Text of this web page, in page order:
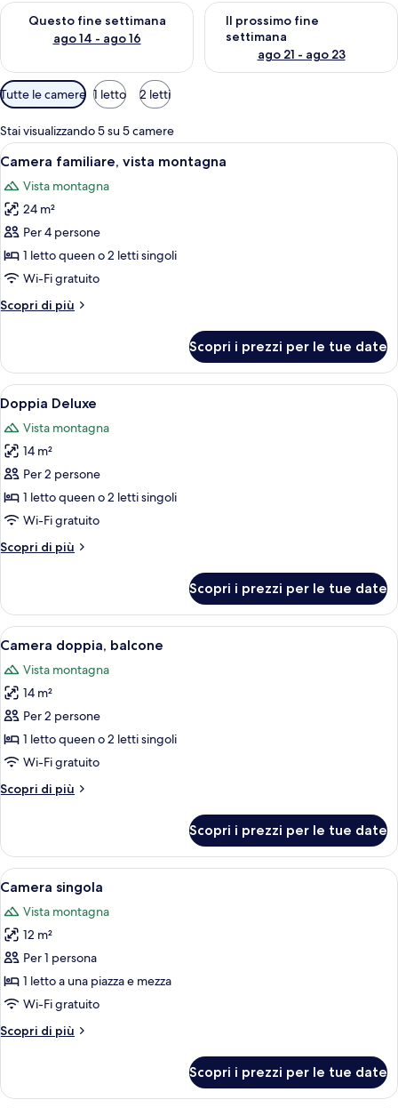
Questo fine settimana
ago 14 - ago 16
Verifica la disponibilità per questo fine settimana, ago 14 -
Il prossimo fine
settimana
ago 21 - ago 23
Verifica la disponibilità per il
Filtri
disponibili
per
le
camere
Tutte le camere 1 letto 2 letti
Stai visualizzando 5 su 5 camere
Apri
tutte
le
foto
per
Camera
familiare,
montagna
Un letto rifatto con biancheria
4
Camera familiare, vista montagna
Vista montagna
24 m²
Per 4 persone
1 letto queen o 2 letti singoli
Wi-Fi gratuito
Scopri di più
Altri
familiare,
vista
montagna
Scopri i prezzi per le tue date
Apri
tutte
le
foto
per
Doppia
Deluxe
Un letto rifatto con lenzuola
5
Doppia Deluxe
Vista montagna
14 m²
Per 2 persone
1 letto queen o 2 letti singoli
Wi-Fi gratuito
Scopri di più
Altri
Deluxe
Scopri i prezzi per le tue date
Apri
tutte
le
foto
per
Camera
doppia,
Un letto con cuscini grigi e una
7
Camera doppia, balcone
Vista montagna
14 m²
Per 2 persone
1 letto queen o 2 letti singoli
Wi-Fi gratuito
Scopri di più
Altri
doppia,
balcone
Scopri i prezzi per le tue date
Apri
tutte
le
foto
per
Camera
singola
Una stanza con pavimento in legno,
5
Camera singola
Vista montagna
12 m²
Per 1 persona
1 letto a una piazza e mezza
Wi-Fi gratuito
Scopri di più
Altri
singola
Scopri i prezzi per le tue date